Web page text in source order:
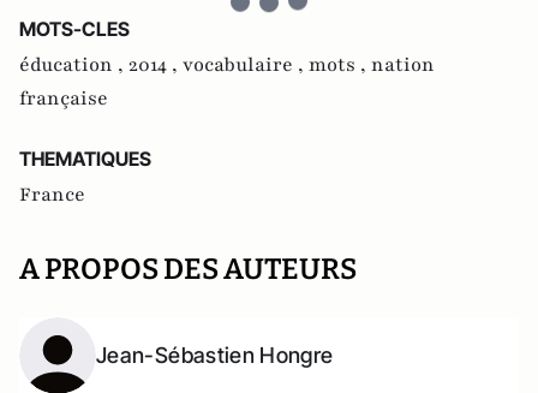
MOTS-CLES
éducation , 2014 , vocabulaire , mots , nation
française
THEMATIQUES
France
A PROPOS DES AUTEURS
Jean-Sébastien Hongre